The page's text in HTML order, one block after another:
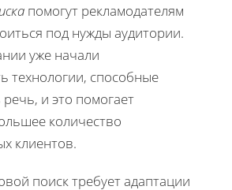
помогут рекламодателям
под нужды аудитории.
уже начали
технологии, способные
и это помогает
количество
клиентов.
поиск требует адаптации